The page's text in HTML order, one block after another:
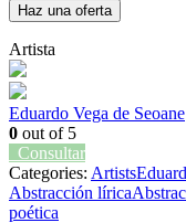
Haz una oferta
Artista
Eduardo Vega de Seoane
0 out of 5
Consultar
Categories: Artists
Abstracción lírica
poética